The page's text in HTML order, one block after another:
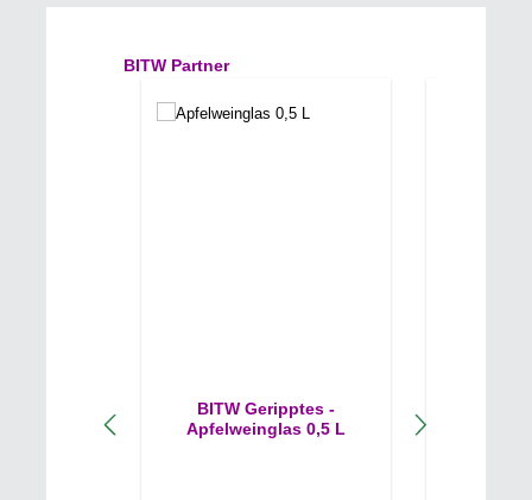
Produktgalerie überspringen
BITW Partner
BITW Geripptes -
Apfelweinglas 0,5 L